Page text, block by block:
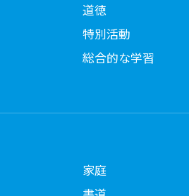
道徳
特別活動
総合的な学習
家庭